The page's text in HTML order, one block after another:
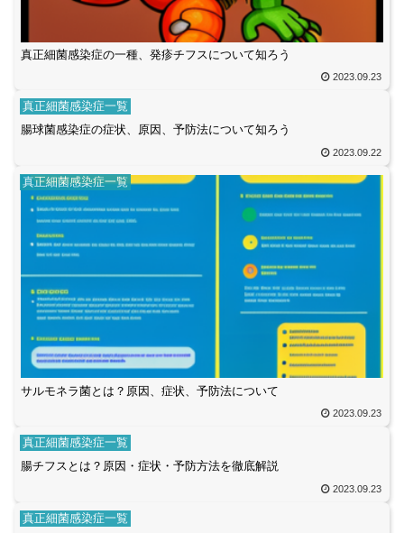
真正細菌感染症の一種、発疹チフスについて知ろう
2023.09.23
真正細菌感染症一覧
腸球菌感染症の症状、原因、予防法について知ろう
2023.09.22
真正細菌感染症一覧
サルモネラ菌とは？原因、症状、予防法について
2023.09.23
真正細菌感染症一覧
腸チフスとは？原因・症状・予防方法を徹底解説
2023.09.23
真正細菌感染症一覧